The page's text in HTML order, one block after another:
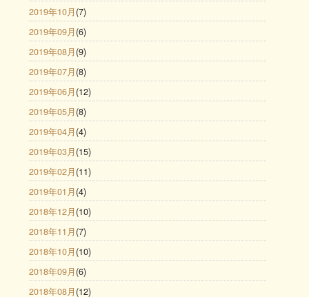
2019年10月 (7)
2019年09月 (6)
2019年08月 (9)
2019年07月 (8)
2019年06月 (12)
2019年05月 (8)
2019年04月 (4)
2019年03月 (15)
2019年02月 (11)
2019年01月 (4)
2018年12月 (10)
2018年11月 (7)
2018年10月 (10)
2018年09月 (6)
2018年08月 (12)